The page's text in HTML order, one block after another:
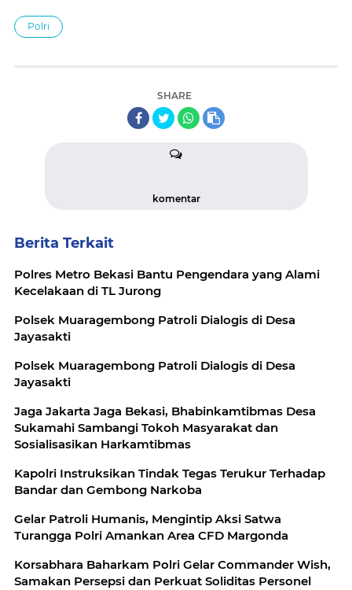
Polri
SHARE
komentar
Berita Terkait
Polres Metro Bekasi Bantu Pengendara yang Alami
Kecelakaan di TL Jurong
Polsek Muaragembong Patroli Dialogis di Desa
Jayasakti
Polsek Muaragembong Patroli Dialogis di Desa
Jayasakti
Jaga Jakarta Jaga Bekasi, Bhabinkamtibmas Desa
Sukamahi Sambangi Tokoh Masyarakat dan
Sosialisasikan Harkamtibmas
Kapolri Instruksikan Tindak Tegas Terukur Terhadap
Bandar dan Gembong Narkoba
Gelar Patroli Humanis, Mengintip Aksi Satwa
Turangga Polri Amankan Area CFD Margonda
Korsabhara Baharkam Polri Gelar Commander Wish,
Samakan Persepsi dan Perkuat Soliditas Personel